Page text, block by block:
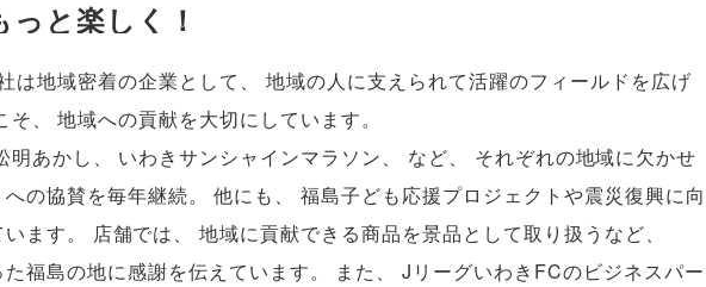
と楽しく！
は地域密着の企業として 、
地域の人に支えられて活躍のフィールドを広げ
そ、 地域への貢献を大切にしています。
明あかし 、 いわきサンシャインマラソン、 など、
それぞれの地域に欠かせ
の協賛を毎年継続。 他にも 、
福島子ども応援プロジェクトや震災復興に向
ます。 店舗では、 地域に貢献できる商品を景品として取り扱うなど、
福島の地に感謝を伝えています。 また 、
JリーグいわきFCのビジネスパー